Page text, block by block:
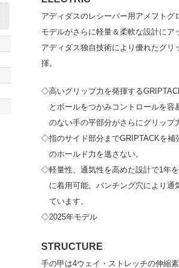
アディダスのレシーバー用アメフトグ
モデルがさらに軽量＆柔軟な設計にア
アディダス独自技術により優れたグリ
揮。
◇高いグリップ力を発揮する
とボールをつかみコントロールを容
のない手の平部分がさらにグリップ
◇指のサイド部分までGRIPTACKを補
のホールド力を逃さない。
◇軽量性、通気性を高めた設計で1年
に着用可能。パンチング穴により通
ています。
◇2025年モデル
STRUCTURE
手の甲は4ウェイ・ストレッチの伸縮